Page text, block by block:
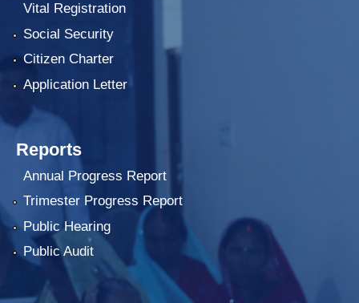
Vital Registration
Social Security
Citizen Charter
Application Letter
Reports
Annual Progress Report
Trimester Progress Report
Public Hearing
Public Audit